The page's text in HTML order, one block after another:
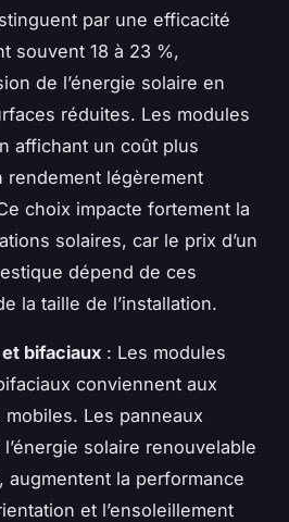
par une efficacité
souvent 18 à 23 %,
de l’énergie solaire en
réduites. Les modules
affichant un coût plus
rendement légèrement
choix impacte fortement la
solaires, car le prix d’un
dépend de ces
la taille de l’installation.
bifaciaux : Les modules
conviennent aux
Les panneaux
solaire renouvelable
augmentent la performance
et l’ensoleillement